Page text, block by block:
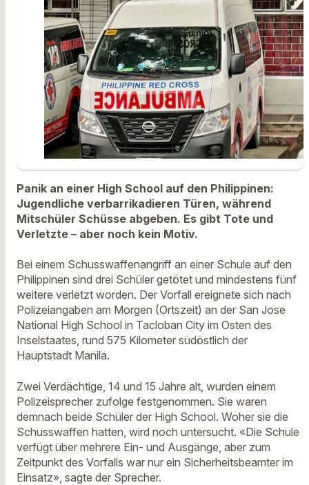
Panik an einer High School auf den Philippinen:
Jugendliche verbarrikadieren Türen, während
Mitschüler Schüsse abgeben. Es gibt Tote und
Verletzte – aber noch kein Motiv.
Bei einem Schusswaffenangriff an einer Schule auf den
Philippinen sind drei Schüler getötet und mindestens fünf
weitere verletzt worden. Der Vorfall ereignete sich nach
Polizeiangaben am Morgen (Ortszeit) an der San Jose
National High School in Tacloban City im Osten des
Inselstaates, rund 575 Kilometer südöstlich der
Hauptstadt Manila.
Zwei Verdächtige, 14 und 15 Jahre alt, wurden einem
Polizeisprecher zufolge festgenommen. Sie waren
demnach beide Schüler der High School. Woher sie die
Schusswaffen hatten, wird noch untersucht. «Die Schule
verfügt über mehrere Ein- und Ausgänge, aber zum
Zeitpunkt des Vorfalls war nur ein Sicherheitsbeamter im
Einsatz», sagte der Sprecher.